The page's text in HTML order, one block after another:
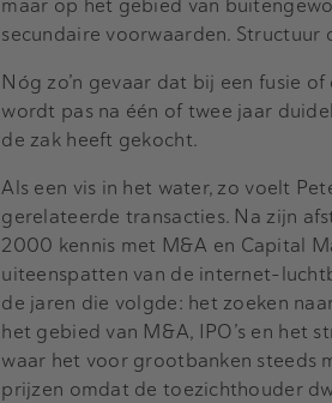
maar op het gebied van
secundaire voorwaarden. Structuur
Nóg zo’n gevaar dat bij een fusie
wordt pas na één of twee jaar
de zak heeft gekocht.
Als een vis in het water, zo voelt
gerelateerde transacties. Na zijn
2000 kennis met M&A en Capital
uiteenspatten van de internet-
de jaren die volgde: het zoeken
het gebied van M&A, IPO’s en het
waar het voor grootbanken steeds
prijzen omdat de toezichthouder